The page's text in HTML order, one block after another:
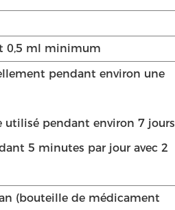
0,5 ml minimum
pendant environ une
utilisé pendant environ 7 jours
5 minutes par jour avec 2
(bouteille de médicament